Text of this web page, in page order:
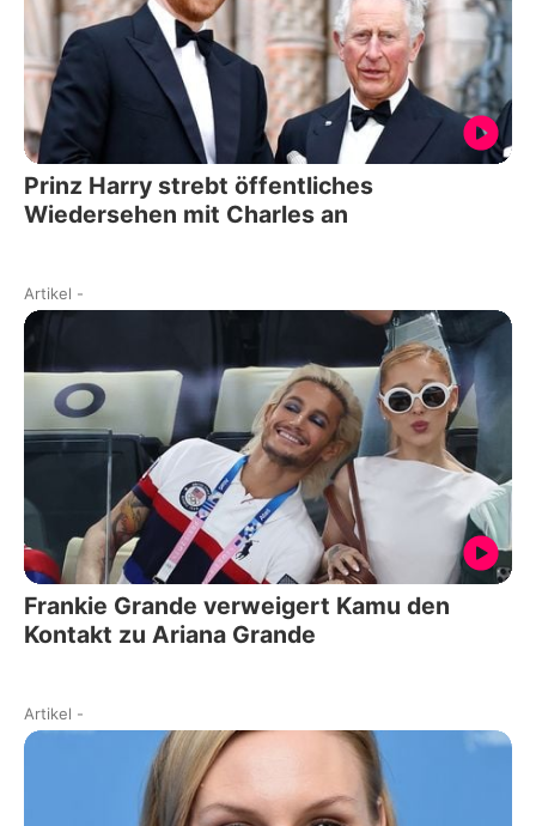
Prinz Harry strebt öffentliches
Wiedersehen mit Charles an
Artikel -
Frankie Grande verweigert Kamu den
Kontakt zu Ariana Grande
Artikel -